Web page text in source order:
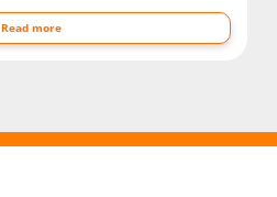
Read more